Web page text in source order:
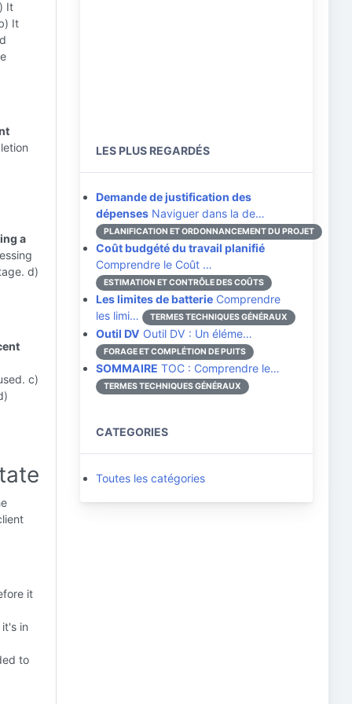
It
It
a
d)
c)
it
in
to
LES PLUS REGARDÉS
Demande de justification des
dépenses Naviguer dans la de…
PLANIFICATION ET ORDONNANCEMENT DU PROJET
Coût budgété du travail planifié
Comprendre le Coût …
ESTIMATION ET CONTRÔLE DES COÛTS
Les limites de batterie Comprendre
les limi…
TERMES TECHNIQUES GÉNÉRAUX
Outil DV Outil DV : Un éléme…
FORAGE ET COMPLÉTION DE PUITS
SOMMAIRE TOC : Comprendre le…
TERMES TECHNIQUES GÉNÉRAUX
CATEGORIES
Toutes les catégories